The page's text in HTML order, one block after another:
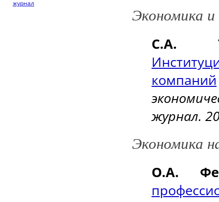
журнал
Экономика
С.А.
компаний
журнал.
Экономика
О.А.